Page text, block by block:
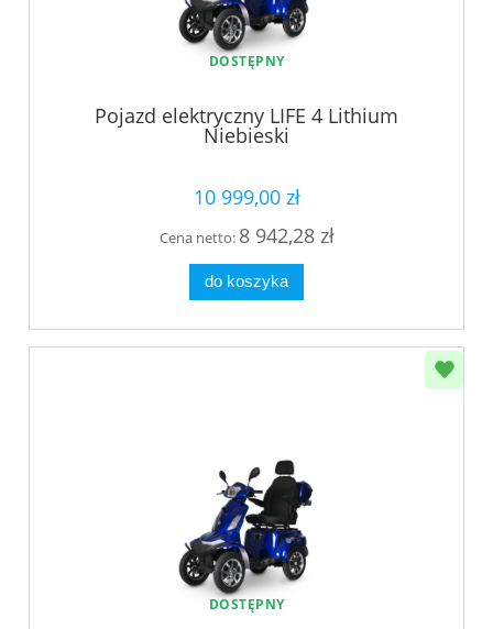
DOSTĘPNY
Pojazd elektryczny LIFE 4 Lithium
Niebieski
10 999,00 zł
Cena netto: 8 942,28 zł
do koszyka
DOSTĘPNY